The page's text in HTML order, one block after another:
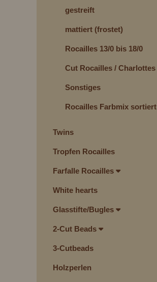
gestreift
mattiert (frostet)
Rocailles 13/0 bis 18/0
Cut Rocailles / Charlottes
Sonstiges
Rocailles Farbmix sortiert
Twins
Tropfen Rocailles
Farfalle Rocailles
White hearts
Glasstifte/Bugles
2-Cut Beads
3-Cutbeads
Holzperlen